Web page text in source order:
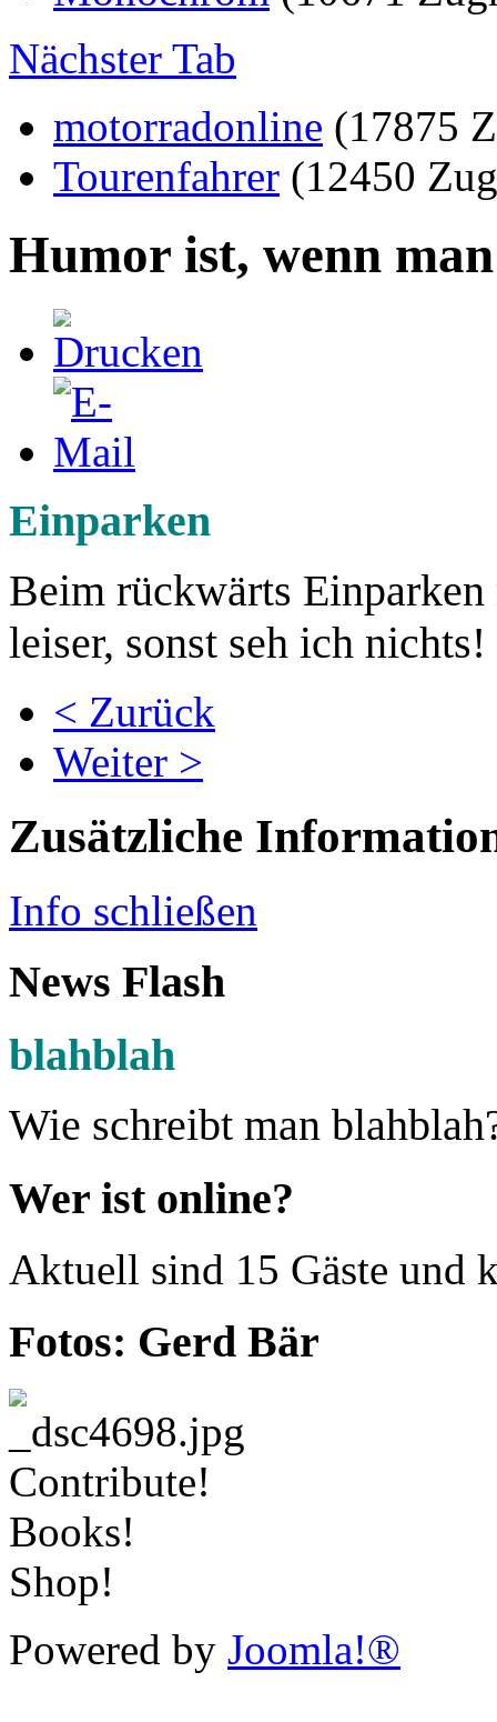
Nächster Tab
motorradonline (17875
Tourenfahrer (12450
Humor ist, wenn
Einparken
Beim rückwärts
leiser, sonst seh ich nichts!
< Zurück
Weiter >
Zusätzliche
Info schließen
News Flash
blahblah
Wie schreibt man
Wer ist online?
Aktuell sind 15 Gäste und
Fotos: Gerd Bär
Contribute!
Books!
Shop!
Powered by Joomla!®